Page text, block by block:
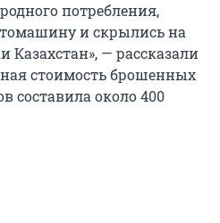
потребления,
и скрылись на
Казахстан», — рассказали
стоимость брошенных
составила около 400